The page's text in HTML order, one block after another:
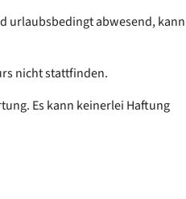
urlaubsbedingt abwesend,
nicht stattfinden.
Es kann keinerlei Haftung